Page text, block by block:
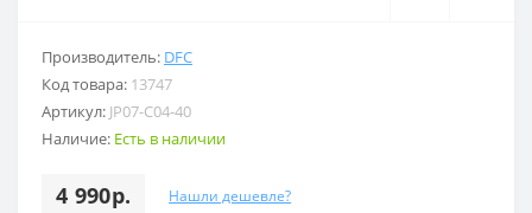
Производитель: DFC
Код товара: 13747
Артикул: JP07-C04-40
Наличие: Есть в наличии
4 990р. Нашли дешевле?